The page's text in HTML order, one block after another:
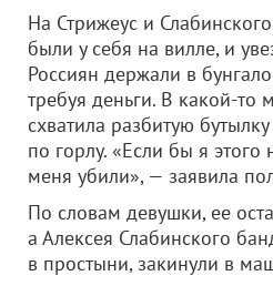
На Стрижеус и
были у себя на вилле, и
Россиян держали в
требуя деньги. В какой-то
схватила разбитую
по горлу. «Если бы я этого
меня убили», — заявила
По словам девушки, ее
а Алексея Слабинского
в простыни, закинули в